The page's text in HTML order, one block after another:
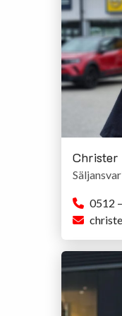
Mitt
Mitt
*
Jag är
Christer
0512